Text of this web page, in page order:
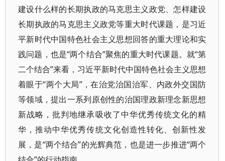
建设什么样的长期执政的马克思主义政党、怎样建设
长期执政的马克思主义政党等重大时代课题，是习近
平新时代中国特色社会主义思想回答的重大理论和实
践问题，也是“两个结合”聚焦的重大时代课题。就“第
二个结合”来看，习近平新时代中国特色社会主义思想
着眼于“两个大局”，在治党治国治军、内政外交国防
等领域，提出一系列原创性的治国理政新理念新思想
新战略，批判地继承吸收了中华优秀传统文化的精
华，推动中华优秀传统文化创造性转化、创新性发
展，是“两个结合”的光辉典范，也是进一步推进“两个